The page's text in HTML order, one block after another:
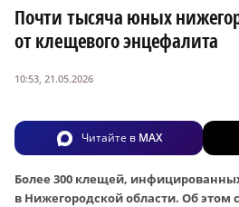
Почти тысяча юных
от клещевого энцефалита
10:53, 21.05.2026
Читайте в MAX
Более 300 клещей,
в Нижегородской области. Об этом